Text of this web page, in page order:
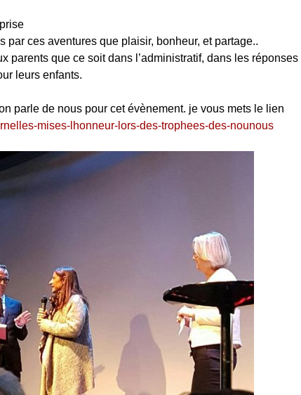
par ces aventures que plaisir, bonheur, et partage..
que ce soit dans l’administratif, dans les réponses
leurs enfants.
parle de nous pour cet évènement. je vous mets le lien
mises-lhonneur-lors-des-trophees-des-nounous